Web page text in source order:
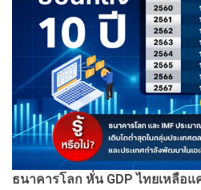
ธนาคารโลก หั่น GDP ไทยเหลือ